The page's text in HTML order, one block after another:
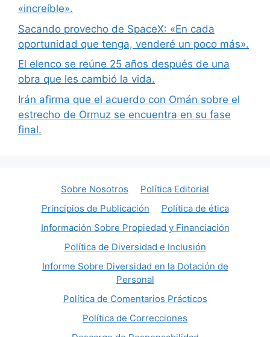
«increíble».
Sacando provecho de SpaceX: «En cada
oportunidad que tenga, venderé un poco más».
El elenco se reúne 25 años después de una
obra que les cambió la vida.
Irán afirma que el acuerdo con Omán sobre el
estrecho de Ormuz se encuentra en su fase
final.
Sobre Nosotros
Política Editorial
Principios de Publicación
Política de ética
Información Sobre Propiedad y Financiación
Política de Diversidad e Inclusión
Informe Sobre Diversidad en la Dotación de
Personal
Política de Comentarios Prácticos
Política de Correcciones